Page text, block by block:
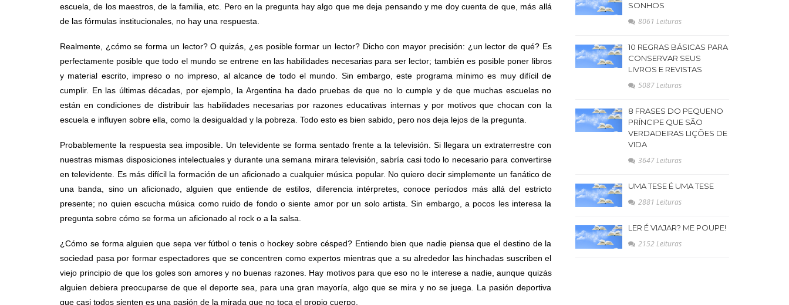
escuela, de los maestros, de la familia, etc. Pero en la pregunta hay algo que me deja pensando y me doy cuenta de que, más allá
de las fórmulas institucionales, no hay una respuesta.
Realmente, ¿cómo se forma un lector? O quizás, ¿es posible formar un lector? Dicho con mayor precisión: ¿un lector de qué? Es
perfectamente posible que todo el mundo se entrene en las habilidades necesarias para ser lector; también es posible poner libros
y material escrito, impreso o no impreso, al alcance de todo el mundo. Sin embargo, este programa mínimo es muy difícil de
cumplir. En las últimas décadas, por ejemplo, la Argentina ha dado pruebas de que no lo cumple y de que muchas escuelas no
están en condiciones de distribuir las habilidades necesarias por razones educativas internas y por motivos que chocan con la
escuela e influyen sobre ella, como la desigualdad y la pobreza. Todo esto es bien sabido, pero nos deja lejos de la pregunta.
Probablemente la respuesta sea imposible. Un televidente se forma sentado frente a la televisión. Si llegara un extraterrestre con
nuestras mismas disposiciones intelectuales y durante una semana mirara televisión, sabría casi todo lo necesario para convertirse
en televidente. Es más difícil la formación de un aficionado a cualquier música popular. No quiero decir simplemente un fanático de
una banda, sino un aficionado, alguien que entiende de estilos, diferencia intérpretes, conoce períodos más allá del estricto
presente; no quien escucha música como ruido de fondo o siente amor por un solo artista. Sin embargo, a pocos les interesa la
pregunta sobre cómo se forma un aficionado al rock o a la salsa.
¿Cómo se forma alguien que sepa ver fútbol o tenis o hockey sobre césped? Entiendo bien que nadie piensa que el destino de la
sociedad pasa por formar espectadores que se concentren como expertos mientras que a su alrededor las hinchadas suscriben el
viejo principio de que los goles son amores y no buenas razones. Hay motivos para que eso no le interese a nadie, aunque quizás
alguien debiera preocuparse de que el deporte sea, para una gran mayoría, algo que se mira y no se juega. La pasión deportiva
que casi todos sienten es una pasión de la mirada que no toca el propio cuerpo.
SONHOS
8061 Leituras
10 REGRAS BÁSICAS PARA
CONSERVAR SEUS
LIVROS E REVISTAS
5087 Leituras
8 FRASES DO PEQUENO
PRÍNCIPE QUE SÃO
VERDADEIRAS LIÇÕES DE
VIDA
3647 Leituras
UMA TESE É UMA TESE
2881 Leituras
LER É VIAJAR? ME POUPE!
2152 Leituras